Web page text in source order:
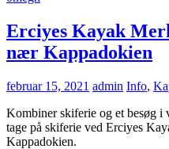
Erciyes Kayak
nær Kappadokien
februar 15, 2021 admin Info,
Kombiner skiferie og et besøg i
tage på skiferie ved Erciyes
Kappadokien.